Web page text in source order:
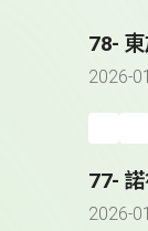
78-
2026-
77-
2026-